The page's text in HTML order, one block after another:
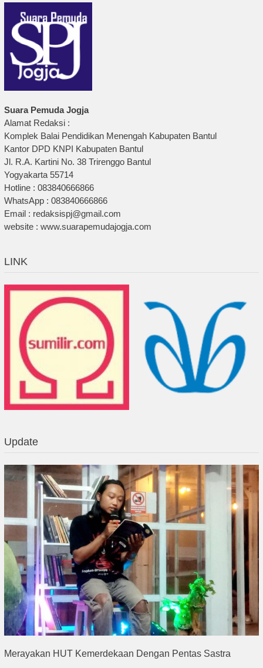
Suara Pemuda Jogja
Alamat Redaksi :
Komplek Balai Pendidikan Menengah Kabupaten Bantul
Kantor DPD KNPI Kabupaten Bantul
Jl. R.A. Kartini No. 38 Trirenggo Bantul
Yogyakarta 55714
Hotline : 083840666866
WhatsApp : 083840666866
Email : redaksispj@gmail.com
website : www.suarapemudajogja.com
LINK
Update
Merayakan HUT Kemerdekaan Dengan Pentas Sastra